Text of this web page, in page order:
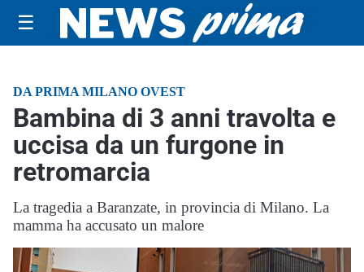
☰
DA PRIMA MILANO OVEST
Bambina di 3 anni travolta e
uccisa da un furgone in
retromarcia
La tragedia a Baranzate, in provincia di Milano. La
mamma ha accusato un malore